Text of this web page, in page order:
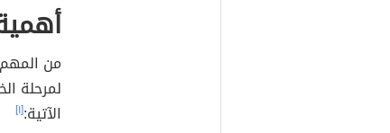
من
لمرحلة
الآتية:[١]